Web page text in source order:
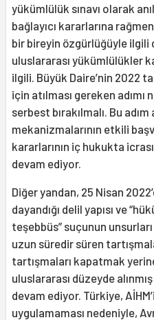
yükümlülük sınavı olarak
bağlayıcı kararlarına
bir bireyin özgürlüğüyle ilgili
uluslararası yükümlülükler
ilgili. Büyük Daire’nin 2022
için atılması gereken
serbest bırakılmalı. Bu
mekanizmalarının etkili
kararlarının iç hukukta
devam ediyor.
Diğer yandan, 25 Nisan
dayandığı delil yapısı ve
teşebbüs” suçunun
uzun süredir süren
tartışmaları kapatmak
uluslararası düzeyde
devam ediyor. Türkiye,
uygulamaması nedeniyle,